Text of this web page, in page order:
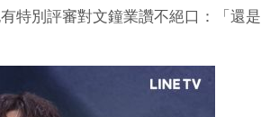
特別評審對文鐘業讚不絕口：「還是